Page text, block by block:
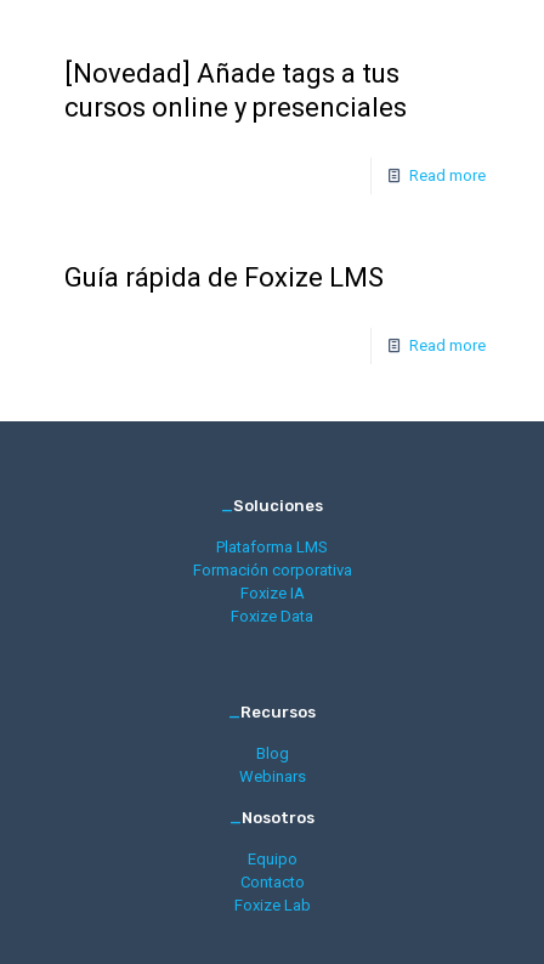
[Novedad] Añade tags a tus
cursos online y presenciales
Read more
Guía rápida de Foxize LMS
Read more
_Soluciones
Plataforma LMS
Formación corporativa
Foxize IA
Foxize Data
_Recursos
Blog
Webinars
_Nosotros
Equipo
Contacto
Foxize Lab